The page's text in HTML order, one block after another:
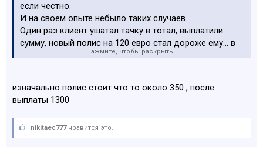
если честно.
И на своем опыте небыло таких случаев.
Один раз клиент ушатал тачку в тотал, выплатили
сумму, новый полис на 120 евро стал дороже ему… в
Нажмите, чтобы раскрыть...
изначально полис стоит что то около 350 , после
выплаты 1300
nikitaec777нравится это.